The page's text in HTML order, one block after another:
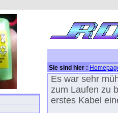
Sie sind hier :
Es war sehr
zum Laufen zu
erstes Kabel